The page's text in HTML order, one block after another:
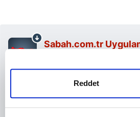
Reddet
Sabah.com.tr